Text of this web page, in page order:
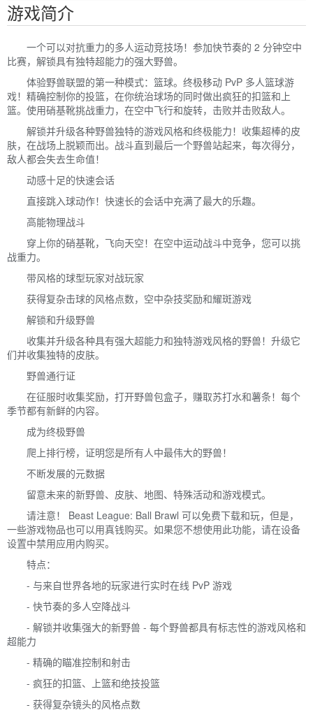
游戏简介
一个可以对抗重力的多人运动竞技场！参加快节奏的 2 分钟空中
比赛，解锁具有独特超能力的强大野兽。
体验野兽联盟的第一种模式：篮球。终极移动 PvP 多人篮球游
戏！精确控制你的投篮，在你统治球场的同时做出疯狂的扣篮和上
篮。使用硝基靴挑战重力，在空中飞行和旋转，击败并击败敌人。
解锁并升级各种野兽独特的游戏风格和终极能力！收集超棒的皮
肤，在战场上脱颖而出。战斗直到最后一个野兽站起来，每次得分，
敌人都会失去生命值！
动感十足的快速会话
直接跳入球动作！快速长的会话中充满了最大的乐趣。
高能物理战斗
穿上你的硝基靴，飞向天空！在空中运动战斗中竞争，您可以挑
战重力。
带风格的球型玩家对战玩家
获得复杂击球的风格点数，空中杂技奖励和耀斑游戏
解锁和升级野兽
收集并升级各种具有强大超能力和独特游戏风格的野兽！升级它
们并收集独特的皮肤。
野兽通行证
在征服时收集奖励，打开野兽包盒子，赚取苏打水和薯条！每个
季节都有新鲜的内容。
成为终极野兽
爬上排行榜，证明您是所有人中最伟大的野兽！
不断发展的元数据
留意未来的新野兽、皮肤、地图、特殊活动和游戏模式。
请注意！ Beast League: Ball Brawl 可以免费下载和玩，但是，
一些游戏物品也可以用真钱购买。如果您不想使用此功能，请在设备
设置中禁用应用内购买。
特点：
- 与来自世界各地的玩家进行实时在线 PvP 游戏
- 快节奏的多人空降战斗
- 解锁并收集强大的新野兽 - 每个野兽都具有标志性的游戏风格和
超能力
- 精确的瞄准控制和射击
- 疯狂的扣篮、上篮和绝技投篮
- 获得复杂镜头的风格点数